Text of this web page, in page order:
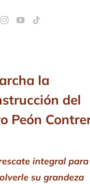
la
del
Peón
integral para
su grandeza